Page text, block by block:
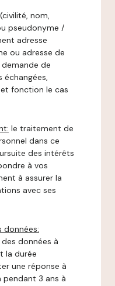
nom,
pseudonyme /
adresse
ou adresse de
de
fonction le cas
le traitement de
dans ce
des intérêts
à vos
à assurer la
avec ses
données:
données à
la durée
une réponse à
3 ans à